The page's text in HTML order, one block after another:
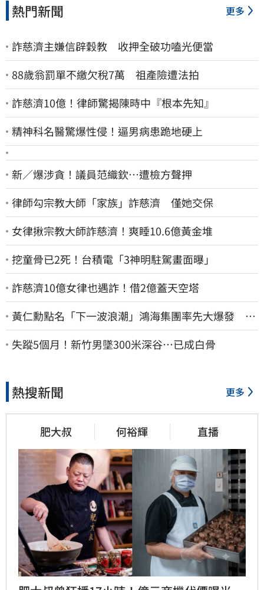
熱門新聞 更多
詐慈濟主嫌信辟穀教 收押全破功嗑光便當
88歲翁罰單不繳欠稅7萬 祖產險遭法拍
詐慈濟10億！律師驚揭陳時中『根本先知』
精神科名醫驚爆性侵！逼男病患跪地硬上
新／爆涉貪！議員范織欽…遭檢方聲押
律師勾宗教大師「家族」詐慈濟 僅她交保
女律揪宗教大師詐慈濟！爽睡10.6億黃金堆
挖童骨已2死！台積電「3神明駐駕畫面曝」
詐慈濟10億女律也遇詐！借2億蓋天空塔
黃仁勳點名「下一波浪潮」鴻海集團率先大爆發 台
股這族群全面噴出
失蹤5個月！新竹男墜300米深谷…已成白骨
熱搜新聞 更多
肥大叔 何裕輝 直播